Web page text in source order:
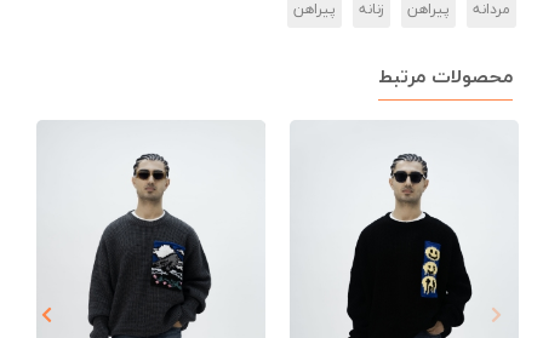
مردانه پیراهن زنانه پیراهن
محصولات مرتبط